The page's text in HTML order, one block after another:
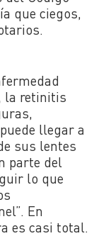
que ciegos,
la retinitis
llegar a
sus lentes
parte del
lo que
En
es casi total.